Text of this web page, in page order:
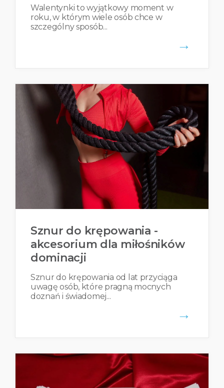
Walentynki to wyjątkowy moment w
roku, w którym wiele osób chce w
szczególny sposób...
→
Sznur do krępowania -
akcesorium dla miłośników
dominacji
Sznur do krępowania od lat przyciąga
uwagę osób, które pragną mocnych
doznań i świadomej...
→